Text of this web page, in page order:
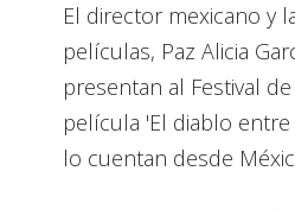
El director mexicano y
películas, Paz Alicia
presentan al Festival
película 'El diablo
lo cuentan desde